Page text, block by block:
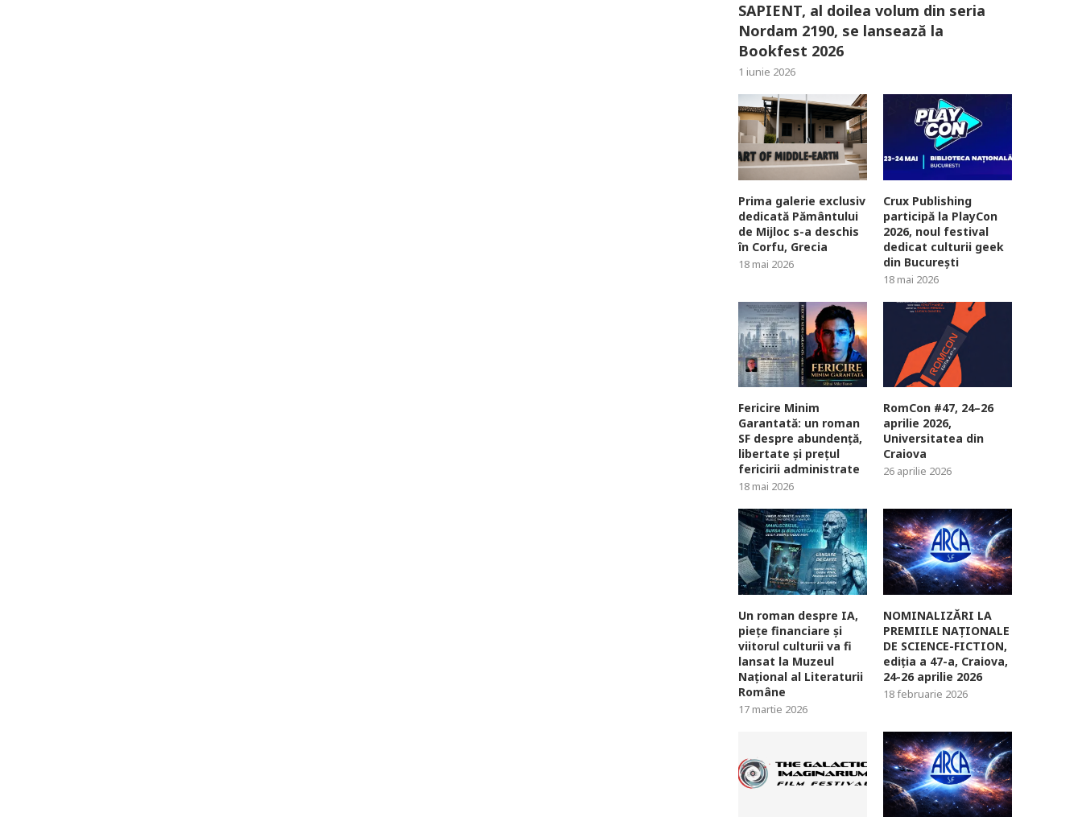
SAPIENT, al doilea volum din seria
Nordam 2190, se lansează la
Bookfest 2026
1 iunie 2026
Prima galerie exclusiv
dedicată Pământului
de Mijloc s-a deschis
în Corfu, Grecia
18 mai 2026
Crux Publishing
participă la PlayCon
2026, noul festival
dedicat culturii geek
din București
18 mai 2026
Fericire Minim
Garantată: un roman
SF despre abundență,
libertate și prețul
fericirii administrate
18 mai 2026
RomCon #47, 24–26
aprilie 2026,
Universitatea din
Craiova
26 aprilie 2026
Un roman despre IA,
piețe financiare și
viitorul culturii va fi
lansat la Muzeul
Național al Literaturii
Române
17 martie 2026
NOMINALIZĂRI LA
PREMIILE NAȚIONALE
DE SCIENCE-FICTION,
ediția a 47-a, Craiova,
24-26 aprilie 2026
18 februarie 2026